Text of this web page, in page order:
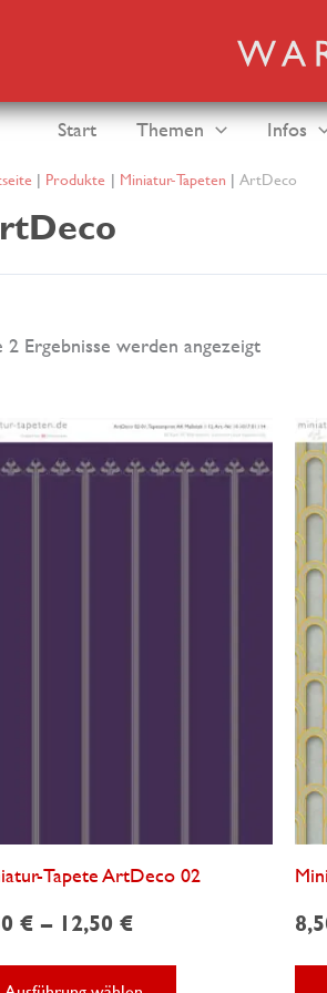
Start Themen Infos
Produkte Miniatur-Tapeten ArtDeco
2 Ergebnisse werden angezeigtNach
Tapete ArtDeco 02
€ – 12,50 €
Dieses